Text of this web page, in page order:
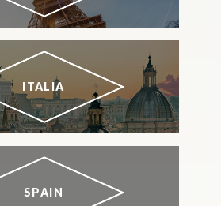
ITALIA
SPAIN